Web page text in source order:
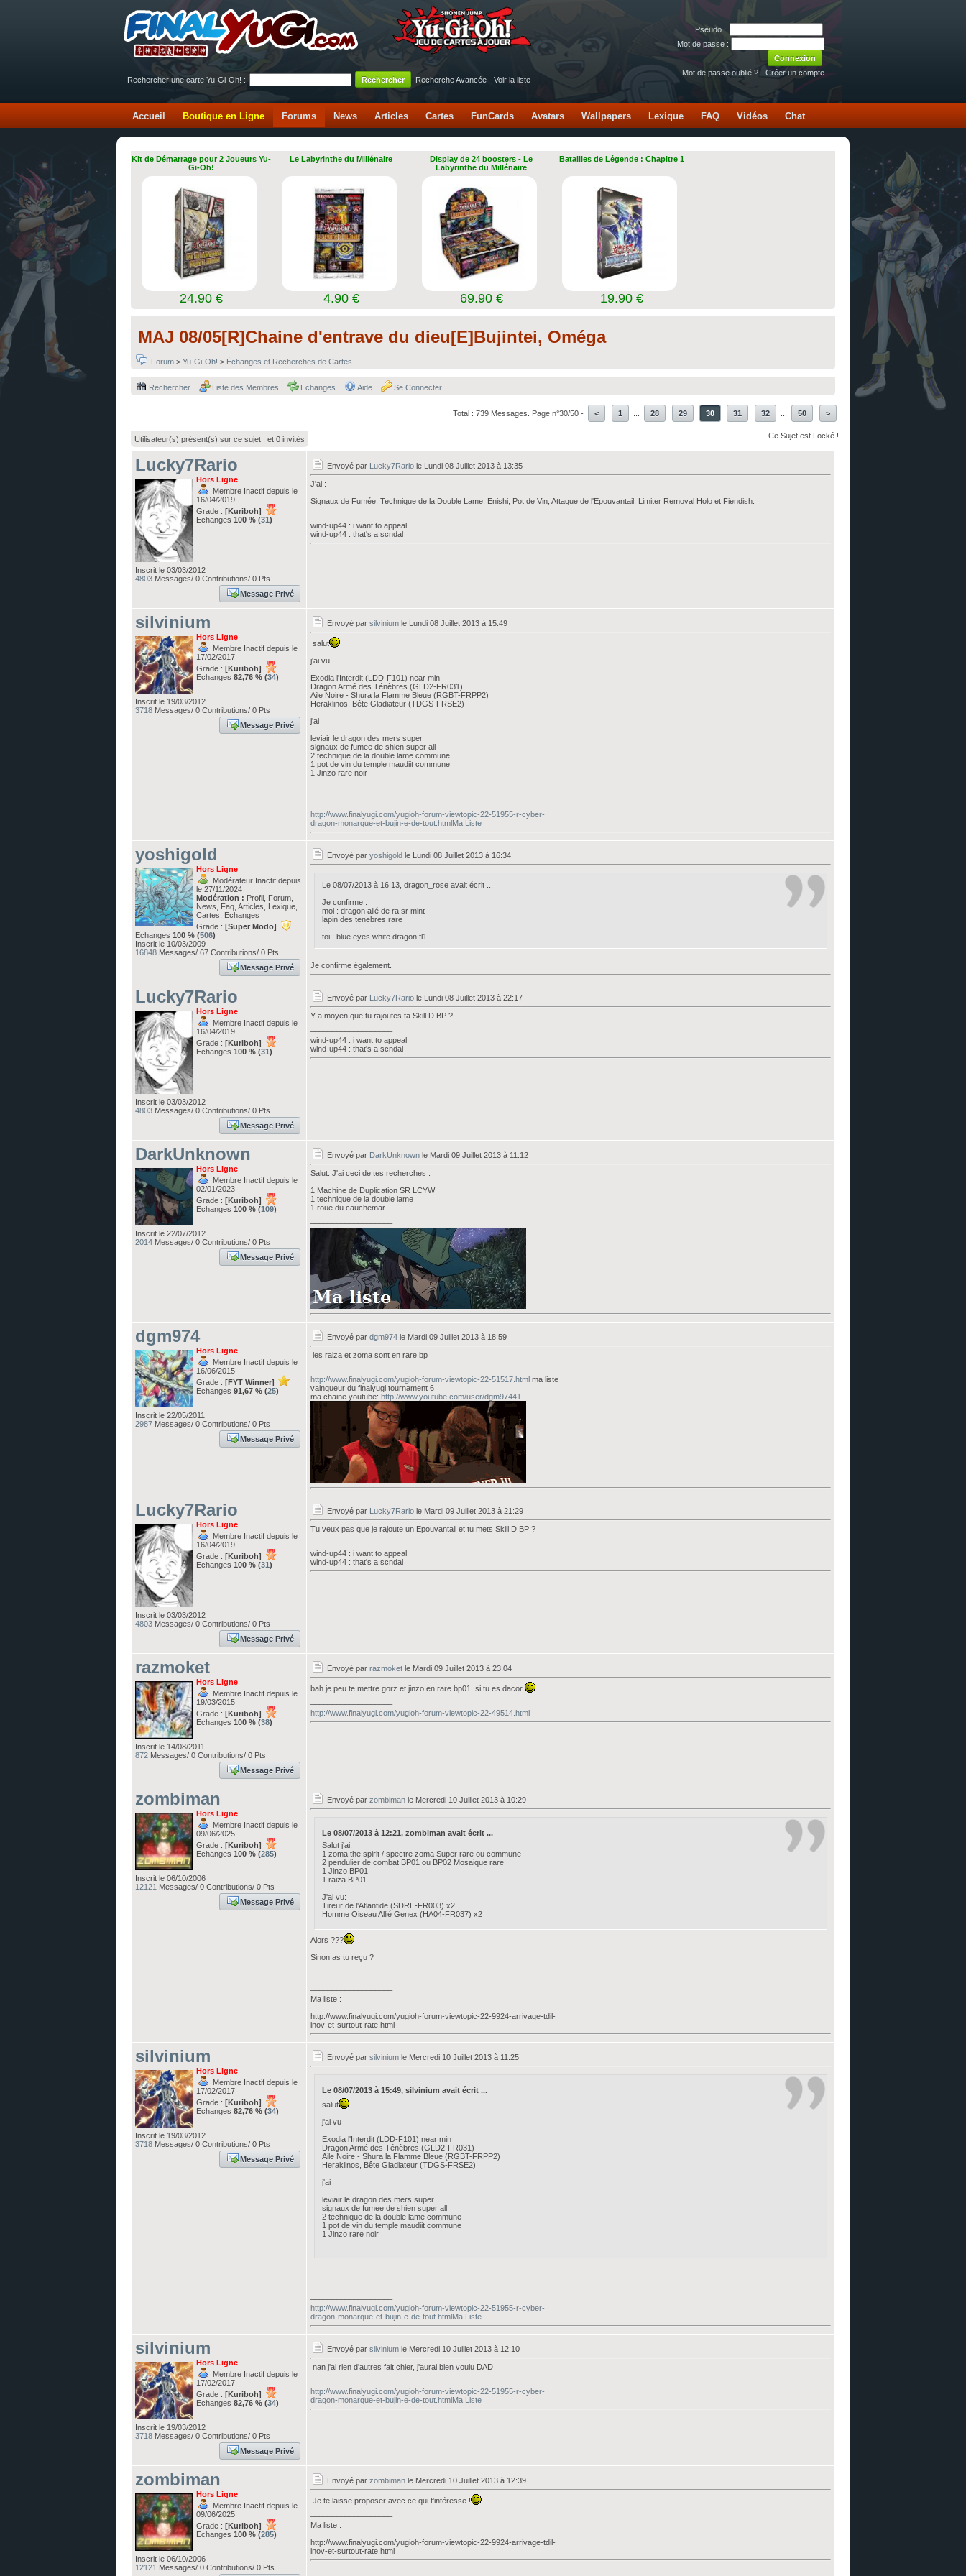
Pseudo :
Mot de passe :
Mot de passe oublié ? - Créer un compte
Rechercher une carte Yu-Gi-Oh! :
Recherche Avancée - Voir la liste
Accueil Boutique en Ligne Forums News Articles Cartes FunCards Avatars Wallpapers Lexique FAQ Vidéos Chat
Kit de Démarrage pour 2 Joueurs Yu-
Gi-Oh!
24.90 €
Le Labyrinthe du Millénaire
4.90 €
Display de 24 boosters - Le
Labyrinthe du Millénaire
69.90 €
Batailles de Légende : Chapitre 1
19.90 €
MAJ 08/05[R]Chaine d'entrave du dieu[E]Bujintei, Oméga
Forum > Yu-Gi-Oh! > Échanges et Recherches de Cartes
Rechercher Liste des Membres Echanges Aide Se Connecter
Total : 739 Messages. Page n°30/50 - < 1 28 29 30 31 32 50 >
Utilisateur(s) présent(s) sur ce sujet : et 0 invités Ce Sujet est Locké !
Lucky7Rario
Hors Ligne
Membre Inactif depuis le
16/04/2019
Grade : [Kuriboh]
Echanges 100 % (31)
Inscrit le 03/03/2012
4803 Messages/ 0 Contributions/ 0 Pts
Message Privé
Envoyé par Lucky7Rario le Lundi 08 Juillet 2013 à 13:35
J'ai :
Signaux de Fumée, Technique de la Double Lame, Enishi, Pot de Vin, Attaque de l'Epouvantail, Limiter Removal Holo et Fiendish.
wind-up44 : i want to appeal
wind-up44 : that's a scndal
silvinium
Hors Ligne
Membre Inactif depuis le
17/02/2017
Grade : [Kuriboh]
Echanges 82,76 % (34)
Inscrit le 19/03/2012
3718 Messages/ 0 Contributions/ 0 Pts
Message Privé
Envoyé par silvinium le Lundi 08 Juillet 2013 à 15:49
salut
j'ai vu
Exodia l'Interdit (LDD-F101) near min
Dragon Armé des Ténèbres (GLD2-FR031)
Aile Noire - Shura la Flamme Bleue (RGBT-FRPP2)
Heraklinos, Bête Gladiateur (TDGS-FRSE2)
j'ai
leviair le dragon des mers super
signaux de fumee de shien super all
2 technique de la double lame commune
1 pot de vin du temple maudiit commune
1 Jinzo rare noir
http://www.finalyugi.com/yugioh-forum-viewtopic-22-51955-r-cyber-
dragon-monarque-et-bujin-e-de-tout.htmlMa Liste
yoshigold
Hors Ligne
Modérateur Inactif depuis
le 27/11/2024
Modération : Profil, Forum,
News, Faq, Articles, Lexique,
Cartes, Echanges
Grade : [Super Modo]
Echanges 100 % (506)
Inscrit le 10/03/2009
16848 Messages/ 67 Contributions/ 0 Pts
Message Privé
Envoyé par yoshigold le Lundi 08 Juillet 2013 à 16:34
Le 08/07/2013 à 16:13, dragon_rose avait écrit ...
Je confirme :
moi : dragon ailé de ra sr mint
lapin des tenebres rare
toi : blue eyes white dragon fl1
Je confirme également.
Lucky7Rario
Hors Ligne
Membre Inactif depuis le
16/04/2019
Grade : [Kuriboh]
Echanges 100 % (31)
Inscrit le 03/03/2012
4803 Messages/ 0 Contributions/ 0 Pts
Message Privé
Envoyé par Lucky7Rario le Lundi 08 Juillet 2013 à 22:17
Y a moyen que tu rajoutes ta Skill D BP ?
wind-up44 : i want to appeal
wind-up44 : that's a scndal
DarkUnknown
Hors Ligne
Membre Inactif depuis le
02/01/2023
Grade : [Kuriboh]
Echanges 100 % (109)
Inscrit le 22/07/2012
2014 Messages/ 0 Contributions/ 0 Pts
Message Privé
Envoyé par DarkUnknown le Mardi 09 Juillet 2013 à 11:12
Salut. J'ai ceci de tes recherches :
1 Machine de Duplication SR LCYW
1 technique de la double lame
1 roue du cauchemar
dgm974
Hors Ligne
Membre Inactif depuis le
16/06/2015
Grade : [FYT Winner]
Echanges 91,67 % (25)
Inscrit le 22/05/2011
2987 Messages/ 0 Contributions/ 0 Pts
Message Privé
Envoyé par dgm974 le Mardi 09 Juillet 2013 à 18:59
les raiza et zoma sont en rare bp
http://www.finalyugi.com/yugioh-forum-viewtopic-22-51517.html ma liste
vainqueur du finalyugi tournament 6
ma chaine youtube: http://www.youtube.com/user/dgm97441
Lucky7Rario
Hors Ligne
Membre Inactif depuis le
16/04/2019
Grade : [Kuriboh]
Echanges 100 % (31)
Inscrit le 03/03/2012
4803 Messages/ 0 Contributions/ 0 Pts
Message Privé
Envoyé par Lucky7Rario le Mardi 09 Juillet 2013 à 21:29
Tu veux pas que je rajoute un Epouvantail et tu mets Skill D BP ?
wind-up44 : i want to appeal
wind-up44 : that's a scndal
razmoket
Hors Ligne
Membre Inactif depuis le
19/03/2015
Grade : [Kuriboh]
Echanges 100 % (38)
Inscrit le 14/08/2011
872 Messages/ 0 Contributions/ 0 Pts
Message Privé
Envoyé par razmoket le Mardi 09 Juillet 2013 à 23:04
bah je peu te mettre gorz et jinzo en rare bp01 si tu es dacor
http://www.finalyugi.com/yugioh-forum-viewtopic-22-49514.html
zombiman
Hors Ligne
Membre Inactif depuis le
09/06/2025
Grade : [Kuriboh]
Echanges 100 % (285)
Inscrit le 06/10/2006
12121 Messages/ 0 Contributions/ 0 Pts
Message Privé
Envoyé par zombiman le Mercredi 10 Juillet 2013 à 10:29
Le 08/07/2013 à 12:21, zombiman avait écrit ...
Salut j'ai:
1 zoma the spirit / spectre zoma Super rare ou commune
2 pendulier de combat BP01 ou BP02 Mosaique rare
1 Jinzo BP01
1 raiza BP01
J'ai vu:
Tireur de l'Atlantide (SDRE-FR003) x2
Homme Oiseau Allié Genex (HA04-FR037) x2
Alors ???
Sinon as tu reçu ?
Ma liste :
http://www.finalyugi.com/yugioh-forum-viewtopic-22-9924-arrivage-tdil-
inov-et-surtout-rate.html
silvinium
Hors Ligne
Membre Inactif depuis le
17/02/2017
Grade : [Kuriboh]
Echanges 82,76 % (34)
Inscrit le 19/03/2012
3718 Messages/ 0 Contributions/ 0 Pts
Message Privé
Envoyé par silvinium le Mercredi 10 Juillet 2013 à 11:25
Le 08/07/2013 à 15:49, silvinium avait écrit ...
salut
j'ai vu
Exodia l'Interdit (LDD-F101) near min
Dragon Armé des Ténèbres (GLD2-FR031)
Aile Noire - Shura la Flamme Bleue (RGBT-FRPP2)
Heraklinos, Bête Gladiateur (TDGS-FRSE2)
j'ai
leviair le dragon des mers super
signaux de fumee de shien super all
2 technique de la double lame commune
1 pot de vin du temple maudiit commune
1 Jinzo rare noir
http://www.finalyugi.com/yugioh-forum-viewtopic-22-51955-r-cyber-
dragon-monarque-et-bujin-e-de-tout.htmlMa Liste
silvinium
Hors Ligne
Membre Inactif depuis le
17/02/2017
Grade : [Kuriboh]
Echanges 82,76 % (34)
Inscrit le 19/03/2012
3718 Messages/ 0 Contributions/ 0 Pts
Message Privé
Envoyé par silvinium le Mercredi 10 Juillet 2013 à 12:10
nan j'ai rien d'autres fait chier, j'aurai bien voulu DAD
http://www.finalyugi.com/yugioh-forum-viewtopic-22-51955-r-cyber-
dragon-monarque-et-bujin-e-de-tout.htmlMa Liste
zombiman
Hors Ligne
Membre Inactif depuis le
09/06/2025
Grade : [Kuriboh]
Echanges 100 % (285)
Inscrit le 06/10/2006
12121 Messages/ 0 Contributions/ 0 Pts
Envoyé par zombiman le Mercredi 10 Juillet 2013 à 12:39
Je te laisse proposer avec ce qui t'intéresse !
Ma liste :
http://www.finalyugi.com/yugioh-forum-viewtopic-22-9924-arrivage-tdil-
inov-et-surtout-rate.html